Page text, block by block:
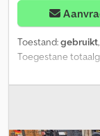
Toestand:gebruikt
Toegestane
Dsdpfxjutw I No
Voorbanden: 245/
contact op met